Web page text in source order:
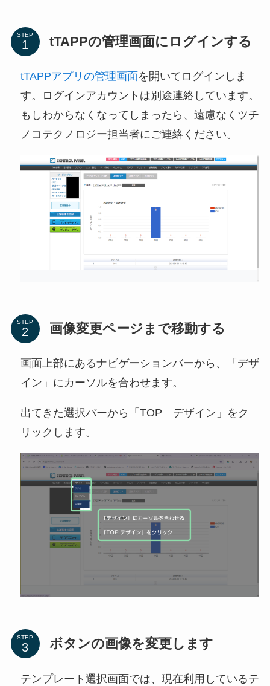
STEP tTAPPの管理画面にログインする
tTAPPアプリの管理画面 を開いてログインしま
す。ログインアカウントは別途連絡しています。
もしわからなくなってしまったら、遠慮なくツチ
ノコテクノロジー担当者にご連絡ください。
STEP 画像変更ページまで移動する
画面上部にあるナビゲーションバーから、「デザ
イン」にカーソルを合わせます。
出てきた選択バーから「TOP デザイン」をク
リックします。
STEP ボタンの画像を変更します
テンプレート選択画面では、現在利用しているテ